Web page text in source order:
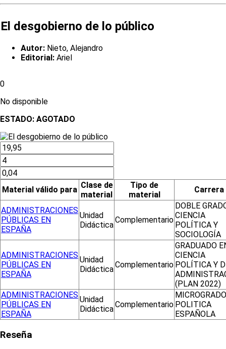
El desgobierno de lo público
Autor: Nieto, Alejandro
Editorial: Ariel
0
No disponible
ESTADO: AGOTADO
Material válido para Clase de
material
Tipo de
material
Carrera
ADMINISTRACIONES
PÚBLICAS EN
ESPAÑA
Unidad
Didáctica
Complementario
DOBLE
CIENCIA
POLÍTICA Y
SOCIOLOGÍA
ADMINISTRACIONES
PÚBLICAS EN
ESPAÑA
Unidad
DidácticaComplementario
GRADUADO
CIENCIA
POLÍTICA Y
(PLAN 2022)
ADMINISTRACIONES
PÚBLICAS EN
ESPAÑA
Unidad
DidácticaComplementario POLITICA
ESPAÑOLA
Reseña